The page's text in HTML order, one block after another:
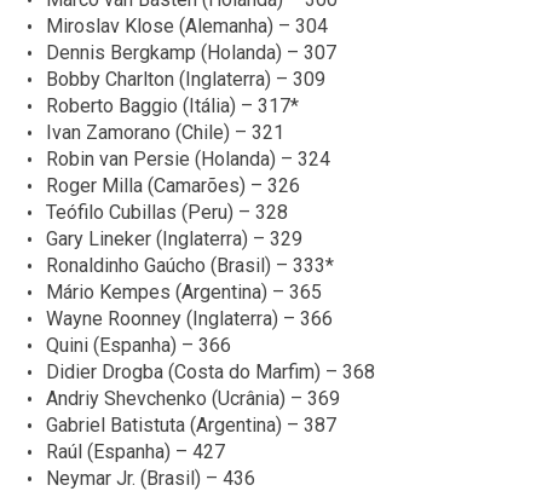
Miroslav Klose (Alemanha) – 304
Dennis Bergkamp (Holanda) – 307
Bobby Charlton (Inglaterra) – 309
Roberto Baggio (Itália) – 317*
Ivan Zamorano (Chile) – 321
Robin van Persie (Holanda) – 324
Roger Milla (Camarões) – 326
Teófilo Cubillas (Peru) – 328
Gary Lineker (Inglaterra) – 329
Ronaldinho Gaúcho (Brasil) – 333*
Mário Kempes (Argentina) – 365
Wayne Roonney (Inglaterra) – 366
Quini (Espanha) – 366
Didier Drogba (Costa do Marfim) – 368
Andriy Shevchenko (Ucrânia) – 369
Gabriel Batistuta (Argentina) – 387
Raúl (Espanha) – 427
Neymar Jr. (Brasil) – 436